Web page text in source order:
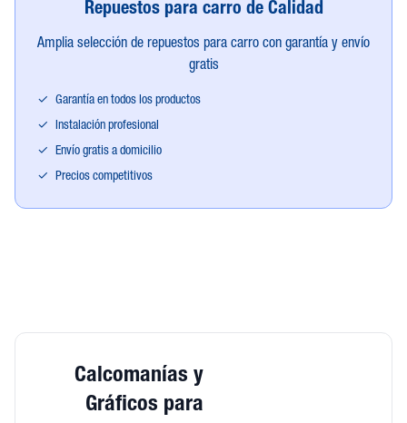
Repuestos para carro de Calidad
Amplia selección de repuestos para carro con garantía y envío
gratis
✓
Garantía en todos los productos
✓
Instalación profesional
✓
Envío gratis a domicilio
✓
Precios competitivos
Calcomanías y
Gráficos para